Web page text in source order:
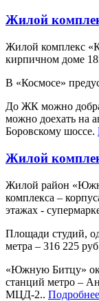
Жилой
Жилой комплекс
кирпичном доме
В «Космосе»
До ЖК можно
можно доехать на
Боровскому шоссе.
Жилой
Жилой район
комплекса –
этажах -
Площади студий,
метра – 316 225
«Южную Битцу»
станций метро –
МЦД-2..